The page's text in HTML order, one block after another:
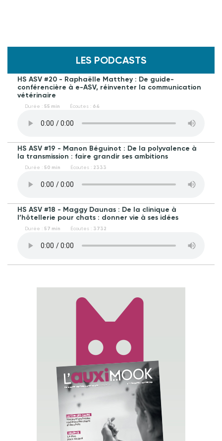
LES PODCASTS
HS ASV #20 - Raphaëlle Matthey : De guide-
conférencière à e-ASV, réinventer la communication
vétérinaire
Durée : 55 min Écoutes : 64
HS ASV #19 - Manon Béguinot : De la polyvalence à
la transmission : faire grandir ses ambitions
Durée : 50 min Écoutes : 2333
HS ASV #18 - Maggy Daunas : De la clinique à
l’hôtellerie pour chats : donner vie à ses idées
Durée : 57 min Écoutes : 3732